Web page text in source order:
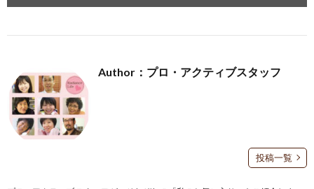
Author：プロ・アクティブスタッフ
投稿一覧